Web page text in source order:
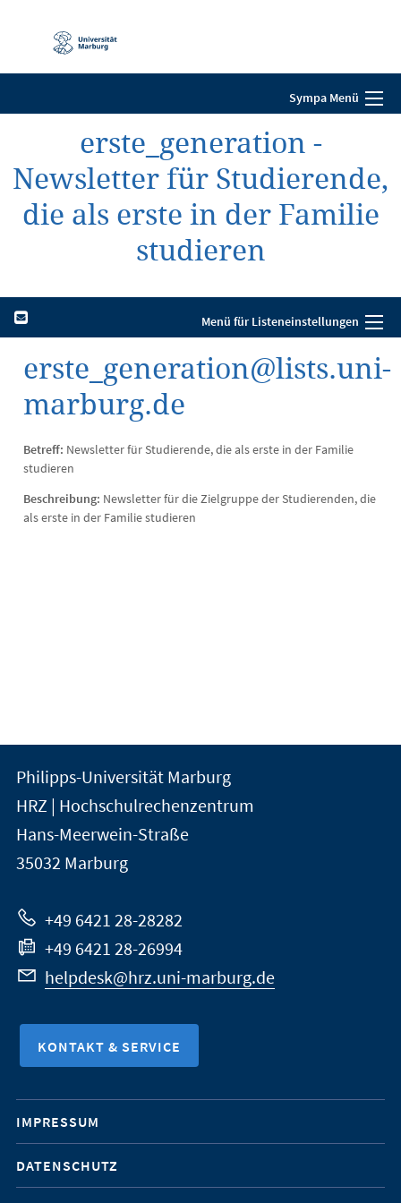
Navigation
Sympa Menü
erste_generation -
Newsletter für Studierende,
die als erste in der Familie
studieren
Menü für Listeneinstellungen
erste_generation@lists.uni-
marburg.de
Betreff: Newsletter für Studierende, die als erste in der Familie
studieren
Beschreibung: Newsletter für die Zielgruppe der Studierenden, die
als erste in der Familie studieren
Kontakt
und
Informationen
zur
Website
der
Universität
Marburg
Philipps-Universität Marburg
HRZ | Hochschulrechenzentrum
Hans-Meerwein-Straße
35032 Marburg
+49 6421 28-28282
+49 6421 28-26994
helpdesk@hrz.uni-marburg.de
KONTAKT & SERVICE
Mobile-
Service-
Navigation
IMPRESSUM
DATENSCHUTZ